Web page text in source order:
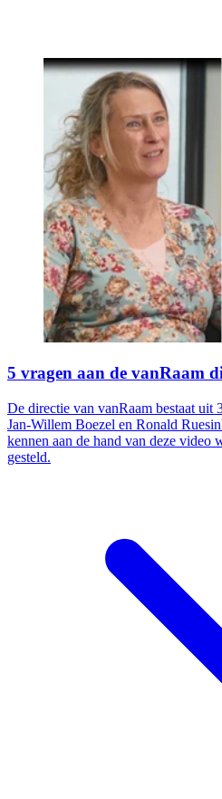
5 vragen aan de vanRaam
De directie van vanRaam bestaat uit
Jan-Willem Boezel en Ronald
kennen aan de hand van deze video
gesteld.